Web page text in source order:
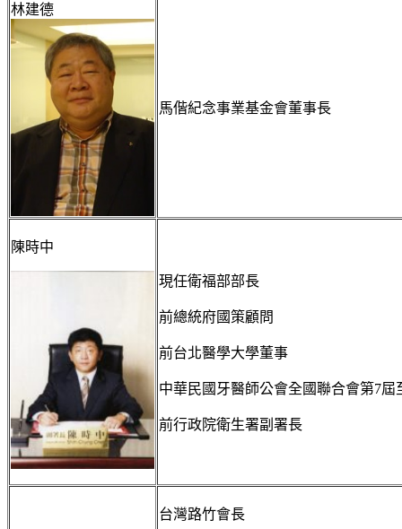
林建德
馬偕紀念事業基金會董事長
陳時中
現任衛福部部長
前總統府國策顧問
前台北醫學大學董事
中華民國牙醫師公會全國聯合會第7屆
前行政院衛生署副署長
台灣路竹會長